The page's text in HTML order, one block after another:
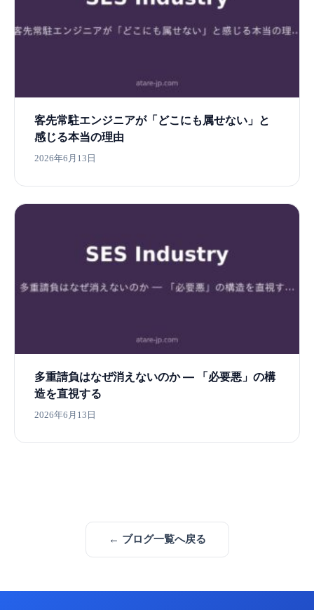
客先常駐エンジニアが「どこにも属せない」と
感じる本当の理由
2026年6月13日
多重請負はなぜ消えないのか ― 「必要悪」の構
造を直視する
2026年6月13日
← ブログ一覧へ戻る